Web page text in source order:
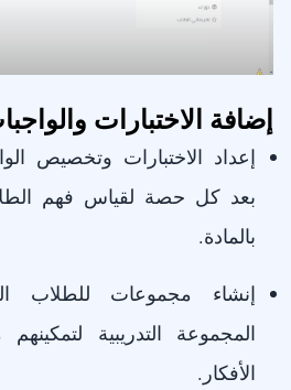
إضافة الاختبارات
إعداد الاختبارات وتخصيص
بعد كل حصة لقياس فهم
بالمادة.
إنشاء مجموعات للطلاب
المجموعة التدريبية
الأفكار.